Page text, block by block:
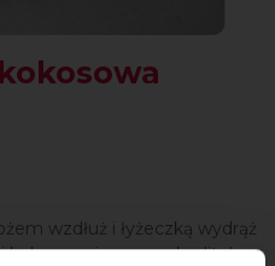
wzdłuż i łyżeczką wydrąż
kokosowej razem z ksylitolem.